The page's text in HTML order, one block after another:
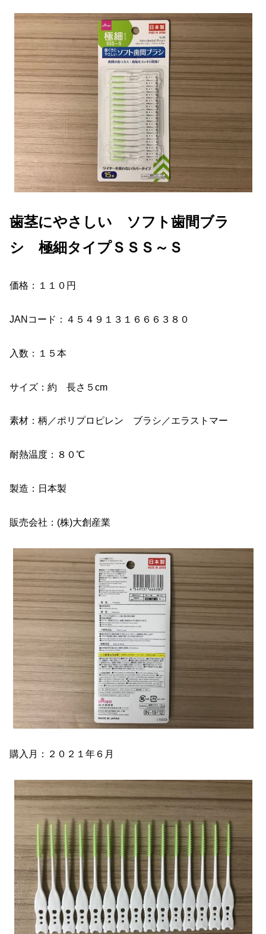
歯茎にやさしい ソフト歯間ブラ
シ 極細タイプＳＳＳ～Ｓ
価格：１１０円
JANコード：４５４９１３１６６６３８０
入数：１５本
サイズ：約 長さ５cm
素材：柄／ポリプロピレン ブラシ／エラストマー
耐熱温度：８０℃
製造：日本製
販売会社：(株)大創産業
購入月：２０２１年６月